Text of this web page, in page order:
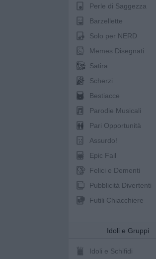
Perle di Saggezza
Barzellette
Solo per NERD
Memes Disegnati
Satira
Scherzi
Bestiacce
Parodie Musicali
Pari Opportunità
Assurdo!
Epic Fail
Felici e Dementi
Pubblicità Divertenti
Futili Chiacchiere
Idoli e Gruppi
Idoli e Schifidi